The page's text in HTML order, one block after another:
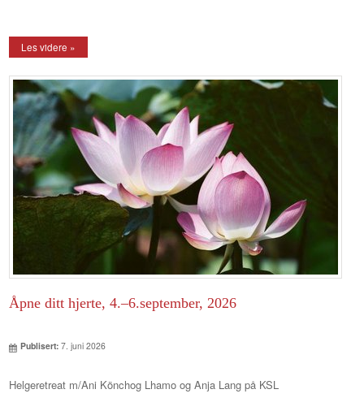
Les videre »
Åpne ditt hjerte, 4.–6.september, 2026
Publisert: 7. juni 2026
Helgeretreat m/Ani Könchog Lhamo og Anja Lang på KSL